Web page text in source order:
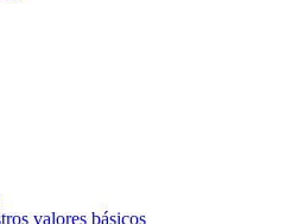
valores básicos